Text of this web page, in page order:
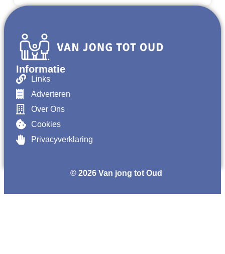
Informatie
Links
Adverteren
Over Ons
Cookies
Privacyverklaring
© 2026 Van jong tot Oud